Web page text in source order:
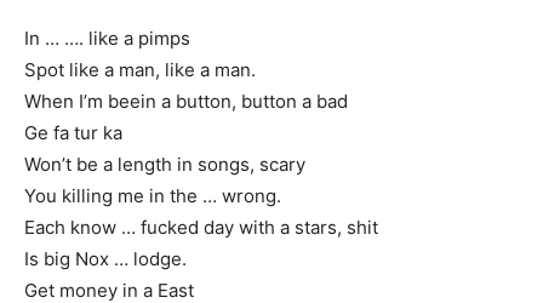
In … …. like a pimps
Spot like a man, like a man.
When I’m beein a button, button a bad
Ge fa tur ka
Won’t be a length in songs, scary
You killing me in the … wrong.
Each know … fucked day with a stars, shit
Is big Nox … lodge.
Get money in a East